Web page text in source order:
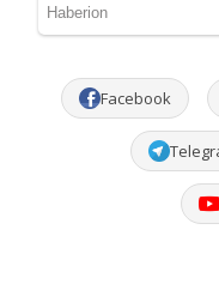
Facebook